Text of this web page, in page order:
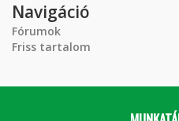
Navigáció
Fórumok
Friss tartalom